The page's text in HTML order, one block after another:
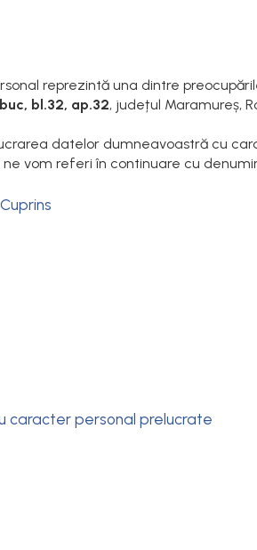
reprezintă una dintre
bl.32, ap.32, județul Maramureș,
datelor dumneavoastră cu
ne vom referi în continuare cu
Cuprins
caracter personal prelucrate